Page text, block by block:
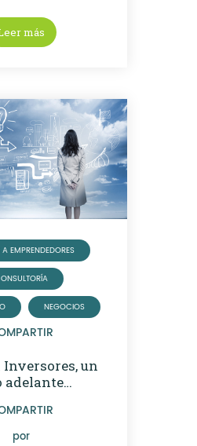
más
EMPRENDEDORES
NEGOCIOS
un
adelante…
por